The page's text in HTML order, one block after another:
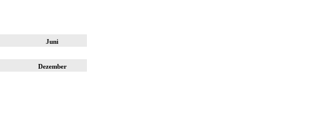
Juni
Dezember